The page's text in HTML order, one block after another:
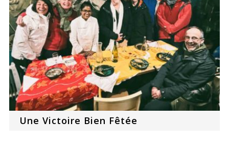
Une Victoire Bien Fêtée